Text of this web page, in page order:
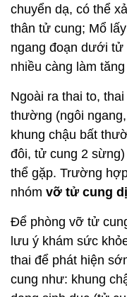
chuyển dạ, có thể
thân tử cung; Mổ
ngang đoạn dưới
nhiều càng làm
Ngoài ra thai to,
thường (ngôi
khung chậu bất
đôi, tử cung 2
thể gặp. Trường
nhóm vỡ tử cung
Để phòng vỡ tử
lưu ý khám sức
thai để phát hiện
cung như: khung